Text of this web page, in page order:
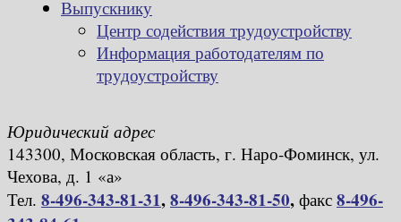
Выпускнику
Центр содействия трудоустройству
Информация работодателям по
трудоустройству
Юридический адрес
143300, Московская область, г. Наро-Фоминск, ул.
Чехова, д. 1 «а»
Тел. 8-496-343-81-31,8-496-343-81-50, факс 8-496-